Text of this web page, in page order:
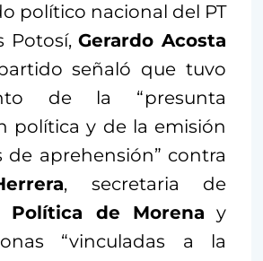
político nacional del PT
Potosí,Gerardo Acosta
señaló que tuvo
de la “presunta
política y de la emisión
de aprehensión” contra
, secretaria de
Política de Morena y
“vinculadas a la